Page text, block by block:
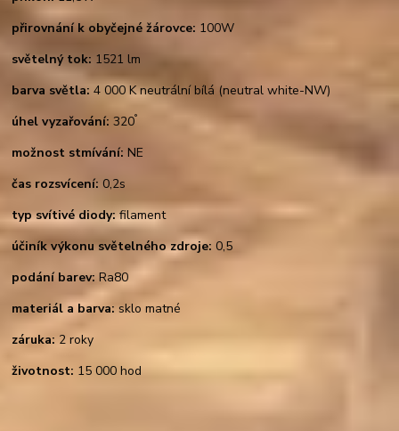
přirovnání k obyčejné žárovce: 100W
světelný tok: 1521 lm
barva světla: 4 000 K neutrální bílá (neutral white-NW)
úhel vyzařování: 320°
možnost stmívání: NE
čas rozsvícení: 0,2s
typ svítivé diody:filament
účiník výkonu světelného zdroje: 0,5
podání barev:Ra80
materiál a barva: sklo matné
záruka: 2 roky
životnost: 15 000 hod